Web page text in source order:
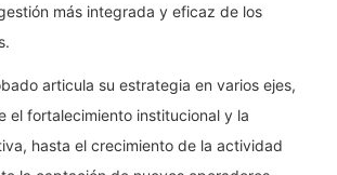
más integrada y eficaz de los
articula su estrategia en varios ejes,
el fortalecimiento institucional y la
hasta el crecimiento de la actividad